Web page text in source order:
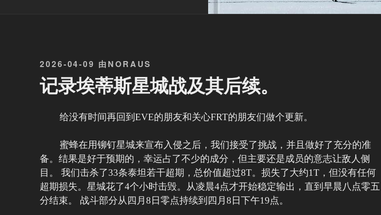
发
布
于
2026-04-09 由 NORAUS
记录埃蒂斯星城战及其后续。
给没有时间再回到EVE的朋友和关心FRT的朋友们做个更新。
蜜蜂在用铆钉星城来宣布入侵之后，我们接受了挑战，并且做好了充分的准
备。结果是好于预期的，幸运占了不少的成分，但主要还是成员的意志让敌人侧
目。 我们击杀了33条泰坦若干超期，总价值超过8T。损失了大约1T，但没有任何
超期损失。星城花了4个小时击毁。从凌晨4点才开始稳定输出，直到早晨八点零五
分结束。 战斗部分从四月8日零点持续到四月8日下午19点。